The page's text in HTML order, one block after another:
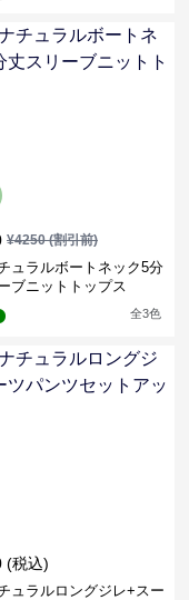
¥4250(割引前)
ュラルボートネック5分
ブニットトップス
全3色
(税込)
ュラルロングジレ+スー